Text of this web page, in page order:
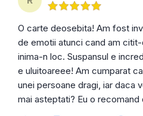
O carte deosebita! Am fost
de emotii atunci cand am
inima-n loc. Suspansul e
e uluitoareee! Am cumparat
unei persoane dragi, iar daca
mai asteptati? Eu o recomand